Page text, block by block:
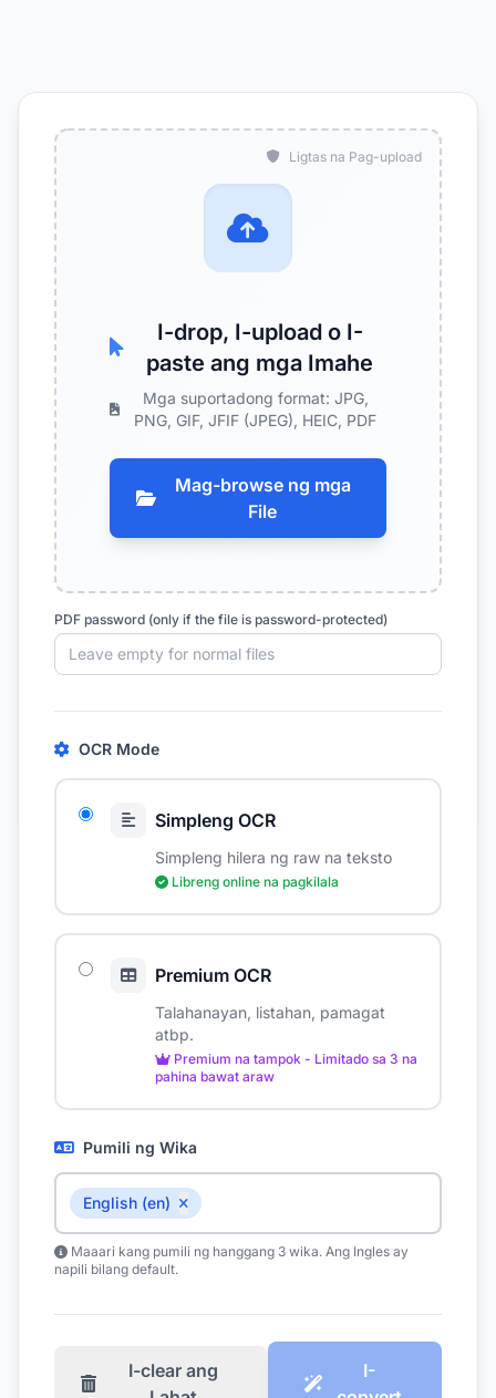
Ligtas na Pag-upload
I-drop, I-upload o I-
paste ang mga Imahe
Mga suportadong format: JPG,
PNG, GIF, JFIF (JPEG), HEIC, PDF
Mag-browse ng mga
File
PDF password (only if the file is password-protected)
OCR Mode
Simpleng OCR
Simpleng hilera ng raw na teksto
Libreng online na pagkilala
Premium OCR
Talahanayan, listahan, pamagat
atbp.
Premium na tampok - Limitado sa 3 na
pahina bawat araw
Pumili ng Wika
English (en)
Maaari kang pumili ng hanggang 3 wika. Ang Ingles ay
napili bilang default.
I-clear ang
I-